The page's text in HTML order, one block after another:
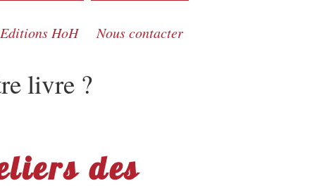
HoH Nous contacter
livre ?
des